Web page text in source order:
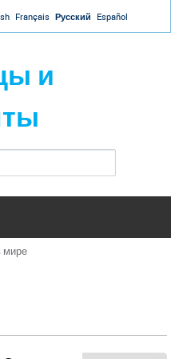
Français Русский Español
и
мире